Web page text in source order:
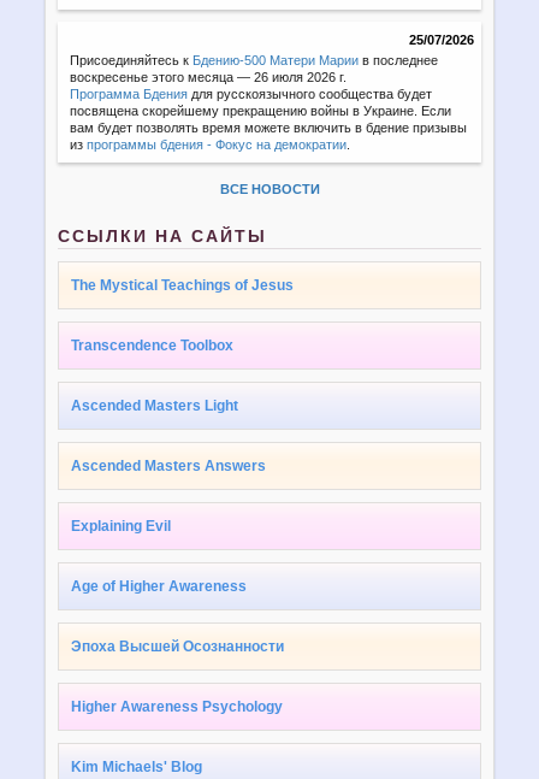
25/07/2026
Присоединяйтесь к Бдению-500 Матери Марии в последнее
воскресенье этого месяца — 26 июля 2026 г.
Программа Бдения для русскоязычного сообщества будет
посвящена скорейшему прекращению войны в Украине. Если
вам будет позволять время можете включить в бдение призывы
изпрограммы бдения - Фокус на демократии
ВСЕ НОВОСТИ
ССЫЛКИ НА САЙТЫ
The Mystical Teachings of Jesus
Transcendence Toolbox
Ascended Masters Light
Ascended Masters Answers
Explaining Evil
Age of Higher Awareness
Эпоха Высшей Осознанности
Higher Awareness Psychology
Kim Michaels' Blog